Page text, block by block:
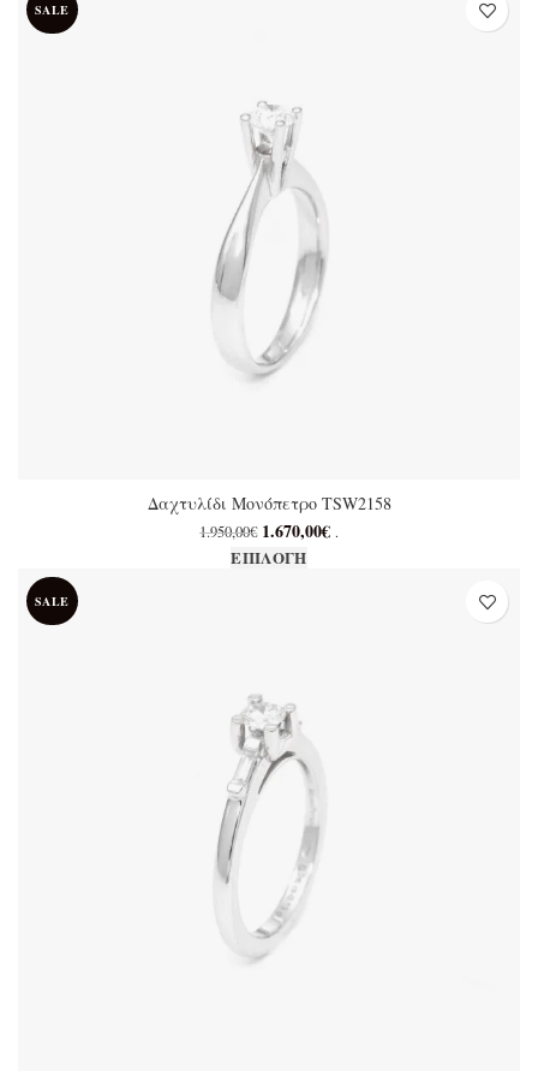
επιλογές μπορούν να
SALE
Δαχτυλίδι Μονόπετρο TSW2158
1.950,00€ Original price was: 1.950,00€.
1.670,00€ .
ΕΠΙΛΟΓΉ
επιλογές μπορούν να
SALE